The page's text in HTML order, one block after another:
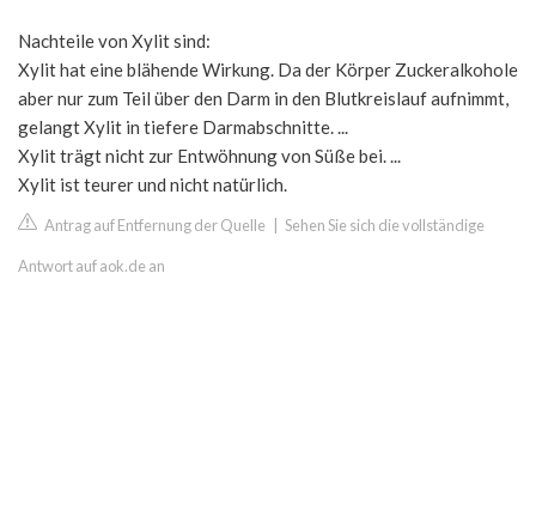
Nachteile von Xylit sind:
Xylit hat eine blähende Wirkung. Da der Körper Zuckeralkohole
aber nur zum Teil über den Darm in den Blutkreislauf aufnimmt,
gelangt Xylit in tiefere Darmabschnitte. ...
Xylit trägt nicht zur Entwöhnung von Süße bei. ...
Xylit ist teurer und nicht natürlich.
Antrag auf Entfernung der Quelle Sehen Sie sich die vollständige
Antwort auf aok.de an